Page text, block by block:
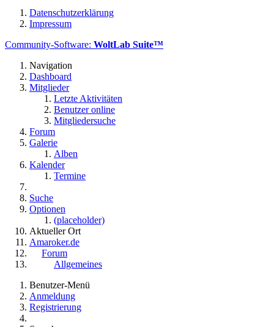
Datenschutzerklärung
Impressum
Community-Software: WoltLab Suite™
Navigation
Dashboard
Mitglieder
Letzte Aktivitäten
Benutzer online
Mitgliedersuche
Forum
Galerie
Alben
Kalender
Termine
Suche
Optionen
(placeholder)
Aktueller Ort
Amaroker.de
Forum
Allgemeines
Benutzer-Menü
Anmeldung
Registrierung